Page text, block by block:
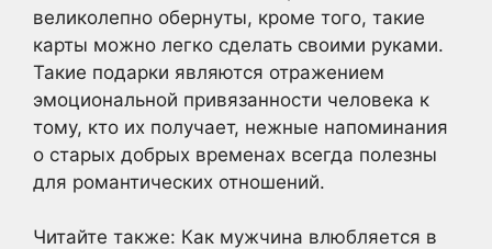
великолепно обернуты, кроме того, такие
карты можно легко сделать своими руками.
Такие подарки являются отражением
эмоциональной привязанности человека к
тому, кто их получает, нежные напоминания
о старых добрых временах всегда полезны
для романтических отношений.
Читайте также: Как мужчина влюбляется в